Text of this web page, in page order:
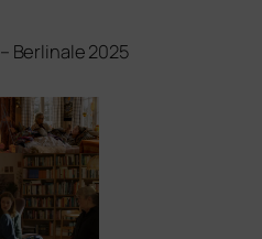
Berlinale 2025